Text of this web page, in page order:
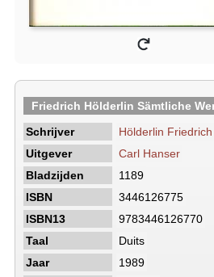
Friedrich Hölderlin Sämtliche
Schrijver
Hölderlin Friedrich
Uitgever
Carl Hanser
Bladzijden
1189
ISBN
3446126775
ISBN13
9783446126770
Taal
Duits
Jaar
1989